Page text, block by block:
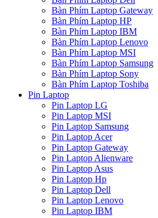
Bàn Phím Laptop Gateway
Bàn Phím Laptop HP
Bàn Phím Laptop IBM
Bàn Phím Laptop Lenovo
Bàn Phím Laptop MSI
Bàn Phím Laptop Samsung
Bàn Phím Laptop Sony
Bàn Phím Laptop Toshiba
Pin Laptop
Pin Laptop LG
Pin Laptop MSI
Pin Laptop Samsung
Pin Laptop Acer
Pin Laptop Gateway
Pin Laptop Alienware
Pin Laptop Asus
Pin Laptop Hp
Pin Laptop Dell
Pin Laptop Lenovo
Pin Laptop IBM